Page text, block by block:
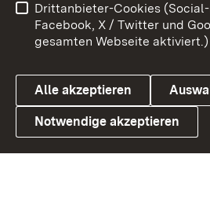
Link zum Landesportal
Benutzungshinweise
Datenschutz
Drittanbieter-Cookies
Facebook, X / Twitter und
gesamten Webseite aktiviert.)
Alle akzeptieren
Notwendige akzeptieren